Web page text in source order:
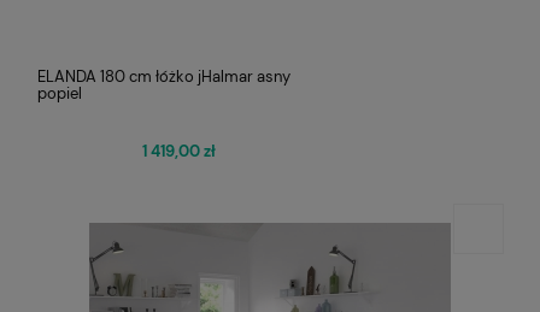
ELANDA 180 cm łóżko jHalmar asny
popiel
1 419,00 zł